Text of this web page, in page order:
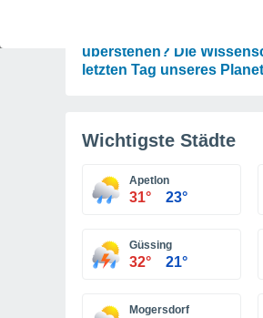
überstehen? Die
letzten Tag unseres
Wichtigste Städte
Apetlon
31° 23°
Güssing
32° 21°
Mogersdorf